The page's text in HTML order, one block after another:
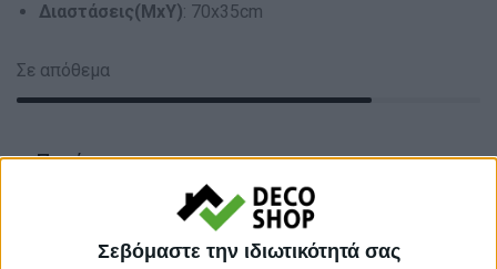
Σεβόμαστε την ιδιωτικότητά σας
Διαστάσεις(ΜxΥ): 70x35cm
Σε απόθεμα
Ποσότητα